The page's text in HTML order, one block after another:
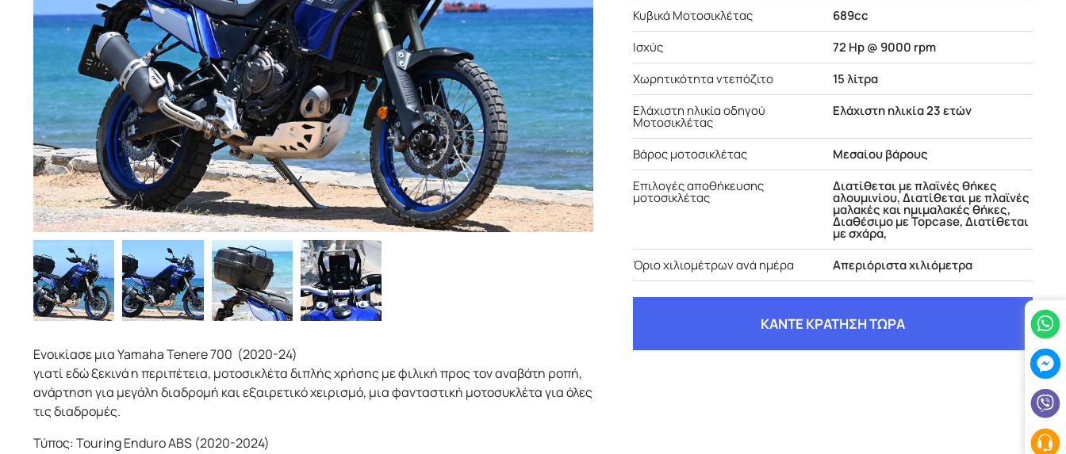
Ενοικίασε μια Yamaha Tenere 700 (2020-24)
γιατί εδώ ξεκινά η περιπέτεια, μοτοσικλέτα διπλής χρήσης με φιλική προς τον αναβάτη ροπή,
ανάρτηση για μεγάλη διαδρομή και εξαιρετικό χειρισμό, μια φανταστική μοτοσυκλέτα για όλες
τις διαδρομές.
Τύπος: Touring Enduro ABS (2020-2024)
Κυβικά Μοτοσικλέτας
689cc
Ισχύς
72 Ηp @ 9000 rpm
Χωρητικότητα ντεπόζιτο
15 λίτρα
Ελάχιστη ηλικία οδηγού
Μοτοσικλέτας
Ελάχιστη ηλικία 23 ετών
Βάρος μοτοσικλέτας
Μεσαίου βάρους
Επιλογές αποθήκευσης
μοτοσικλέτας
Διατίθεται με πλαϊνές θήκες
αλουμινίου, Διατίθεται με πλαϊνές
μαλακές και ημιμαλακές θήκες,
Διαθέσιμο με Topcase, Διατίθεται
με σχάρα,
Όριο χιλιομέτρων ανά ημέρα
Απεριόριστα χιλιόμετρα
ΚΑΝΤΕ ΚΡΑΤΗΣΗ ΤΩΡΑ